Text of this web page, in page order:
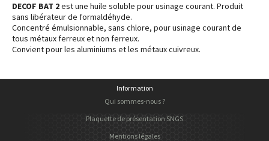
DECOF BAT 2est une huile soluble pour usinage courant. Produit
sans libérateur de formaldéhyde.
Concentré émulsionnable, sans chlore, pour usinage courant de
tous métaux ferreux et non ferreux.
Convient pour les aluminiums et les métaux cuivreux.
Information
Qui sommes-nous ?
Plaquette de présentation SNGS
Mentions légales